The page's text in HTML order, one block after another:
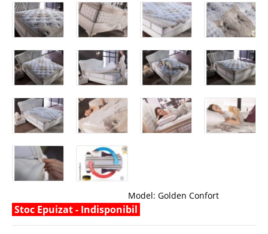
Model: Golden Confort
Stoc Epuizat - Indisponibil